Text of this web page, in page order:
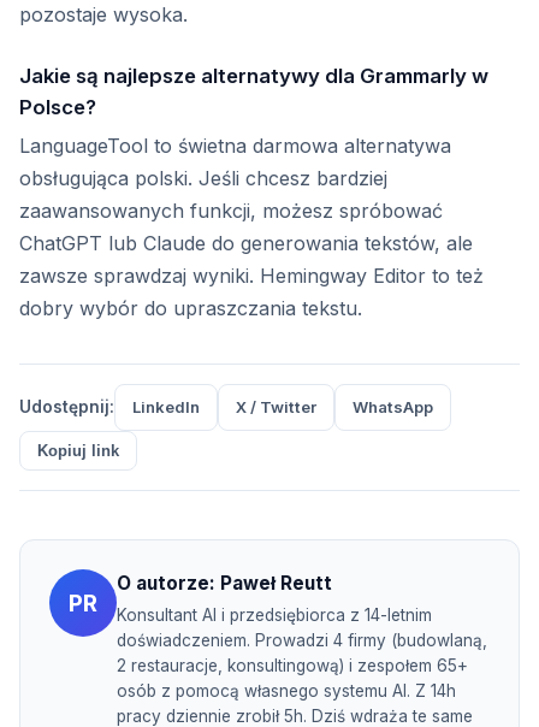
pozostaje wysoka.
Jakie są najlepsze alternatywy dla Grammarly w
Polsce?
LanguageTool to świetna darmowa alternatywa
obsługująca polski. Jeśli chcesz bardziej
zaawansowanych funkcji, możesz spróbować
ChatGPT lub Claude do generowania tekstów, ale
zawsze sprawdzaj wyniki. Hemingway Editor to też
dobry wybór do upraszczania tekstu.
Udostępnij: LinkedIn X / Twitter WhatsApp
Kopiuj link
PR
O autorze: Paweł Reutt
Konsultant AI i przedsiębiorca z 14-letnim
doświadczeniem. Prowadzi 4 firmy (budowlaną,
2 restauracje, konsultingową) i zespołem 65+
osób z pomocą własnego systemu AI. Z 14h
pracy dziennie zrobił 5h. Dziś wdraża te same